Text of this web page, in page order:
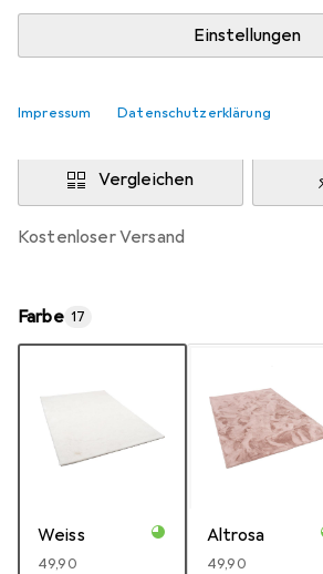
Einstellungen
Impressum Datenschutzerklärung
teppichversand24DE
In den Warenkorb
Vergleichen
kostenloser Versand
Farbe 17
Weiss
EUR
49,90
Altrosa
EUR
49,90